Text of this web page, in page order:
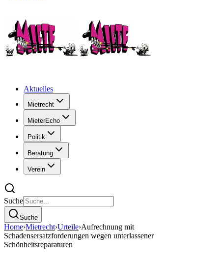
Aktuelles
Mietrecht
MieterEcho
Politik
Beratung
Verein
Suche
Suche
Home›Mietrecht›Urteile›Aufrechnung mit
Schadensersatzforderungen wegen unterlassener
Schönheitsreparaturen